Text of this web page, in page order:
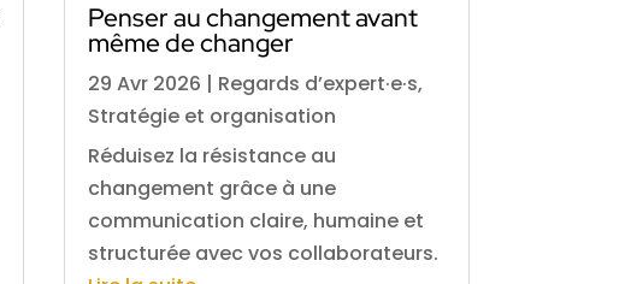
Penser au changement avant
même de changer
29 Avr 2026 | Regards d’expert·e·s,
Stratégie et organisation
Réduisez la résistance au
changement grâce à une
communication claire, humaine et
structurée avec vos collaborateurs.